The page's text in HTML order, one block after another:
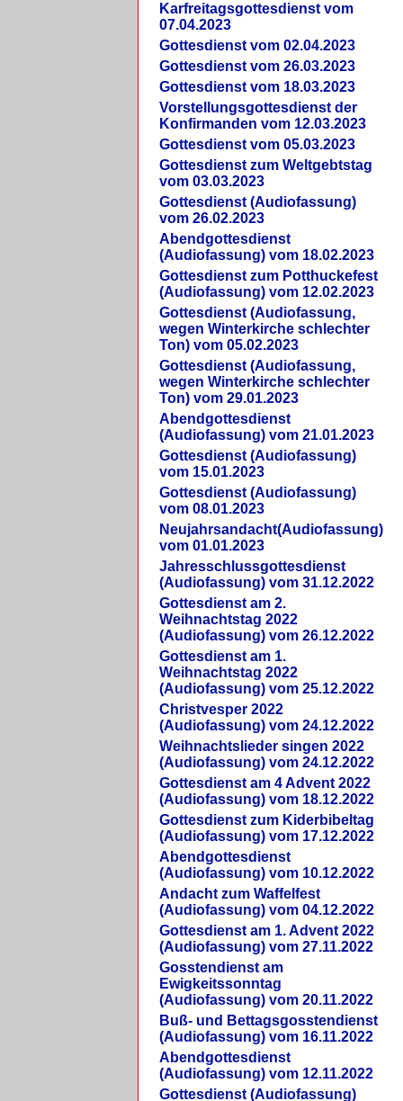
Karfreitagsgottesdienst vom
07.04.2023
Gottesdienst vom 02.04.2023
Gottesdienst vom 26.03.2023
Gottesdienst vom 18.03.2023
Vorstellungsgottesdienst der
Konfirmanden vom 12.03.2023
Gottesdienst vom 05.03.2023
Gottesdienst zum Weltgebtstag
vom 03.03.2023
Gottesdienst (Audiofassung)
vom 26.02.2023
Abendgottesdienst
(Audiofassung) vom 18.02.2023
Gottesdienst zum Potthuckefest
(Audiofassung) vom 12.02.2023
Gottesdienst (Audiofassung,
wegen Winterkirche schlechter
Ton) vom 05.02.2023
Gottesdienst (Audiofassung,
wegen Winterkirche schlechter
Ton) vom 29.01.2023
Abendgottesdienst
(Audiofassung) vom 21.01.2023
Gottesdienst (Audiofassung)
vom 15.01.2023
Gottesdienst (Audiofassung)
vom 08.01.2023
Neujahrsandacht(Audiofassung)
vom 01.01.2023
Jahresschlussgottesdienst
(Audiofassung) vom 31.12.2022
Gottesdienst am 2.
Weihnachtstag 2022
(Audiofassung) vom 26.12.2022
Gottesdienst am 1.
Weihnachtstag 2022
(Audiofassung) vom 25.12.2022
Christvesper 2022
(Audiofassung) vom 24.12.2022
Weihnachtslieder singen 2022
(Audiofassung) vom 24.12.2022
Gottesdienst am 4 Advent 2022
(Audiofassung) vom 18.12.2022
Gottesdienst zum Kiderbibeltag
(Audiofassung) vom 17.12.2022
Abendgottesdienst
(Audiofassung) vom 10.12.2022
Andacht zum Waffelfest
(Audiofassung) vom 04.12.2022
Gottesdienst am 1. Advent 2022
(Audiofassung) vom 27.11.2022
Gosstendienst am
Ewigkeitssonntag
(Audiofassung) vom 20.11.2022
Buß- und Bettagsgosstendienst
(Audiofassung) vom 16.11.2022
Abendgottesdienst
(Audiofassung) vom 12.11.2022
Gottesdienst (Audiofassung)